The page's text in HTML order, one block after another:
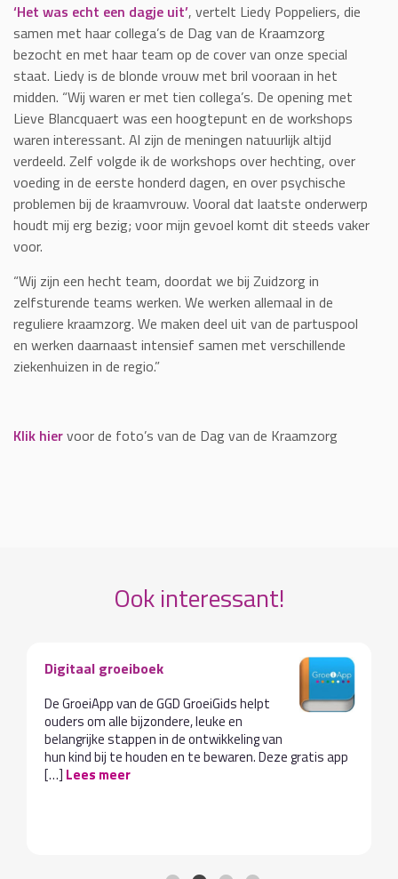
‘Het was echt een dagje uit’, vertelt Liedy Poppeliers, die
samen met haar collega’s de Dag van de Kraamzorg
bezocht en met haar team op de cover van onze special
staat. Liedy is de blonde vrouw met bril vooraan in het
midden. “Wij waren er met tien collega’s. De opening met
Lieve Blancquaert was een hoogtepunt en de workshops
waren interessant. Al zijn de meningen natuurlijk altijd
verdeeld. Zelf volgde ik de workshops over hechting, over
voeding in de eerste honderd dagen, en over psychische
problemen bij de kraamvrouw. Vooral dat laatste onderwerp
houdt mij erg bezig; voor mijn gevoel komt dit steeds vaker
voor.
“Wij zijn een hecht team, doordat we bij Zuidzorg in
zelfsturende teams werken. We werken allemaal in de
reguliere kraamzorg. We maken deel uit van de partuspool
en werken daarnaast intensief samen met verschillende
ziekenhuizen in de regio.”
Klik hiervoor de foto’s van de Dag van de Kraamzorg
Ook interessant!
Digitaal groeiboek
De GroeiApp van de GGD GroeiGids helpt
ouders om alle bijzondere, leuke en
belangrijke stappen in de ontwikkeling van
hun kind bij te houden en te bewaren. Deze gratis app
[…] Lees meer